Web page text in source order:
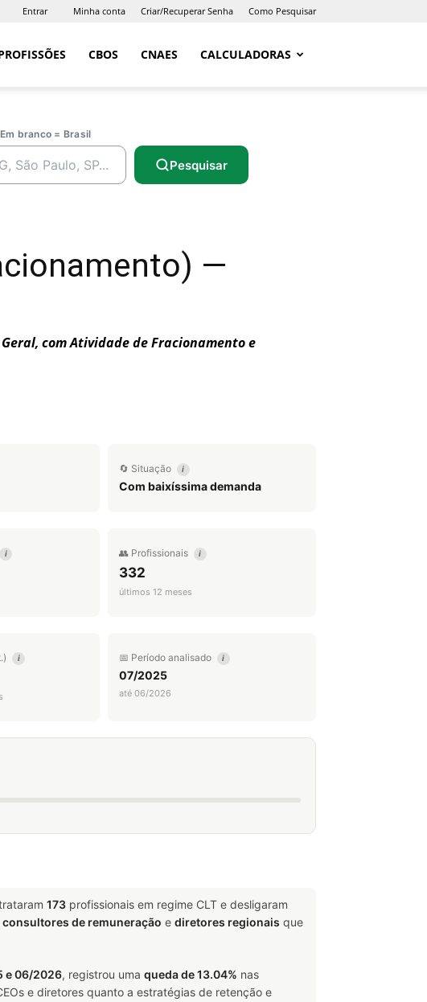
Entrar Minha conta Criar/Recuperar Senha Como Pesquisar
CBOS CNAES CALCULADORAS
branco = Brasil
Pesquisar
—
com Atividade de Fracionamento e
🔄 Situação i
Com baixíssima demanda
i 👥 Profissionais i
332
últimos 12 meses
i 📅 Período analisado i
07/2025
até 06/2026
173 profissionais em regime CLT e desligaram
consultores de remuneração e diretores regionais que
e 06/2026, registrou uma queda de 13.04% nas
e diretores quanto a estratégias de retenção e